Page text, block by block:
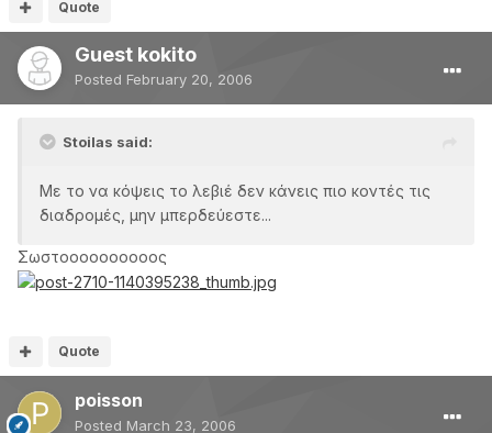
Quote
Guest kokito
Posted February 20, 2006
Stoilas said:
Με το να κόψεις το λεβιέ δεν κάνεις πιο κοντές τις
διαδρομές, μην μπερδεύεστε...
Σωστοοοοοοοοοος
Quote
poisson
Posted March 23, 2006